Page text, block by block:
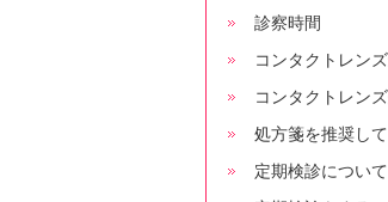
診察時間
コンタクトレン
コンタクトレン
処方箋を推奨し
定期検診について